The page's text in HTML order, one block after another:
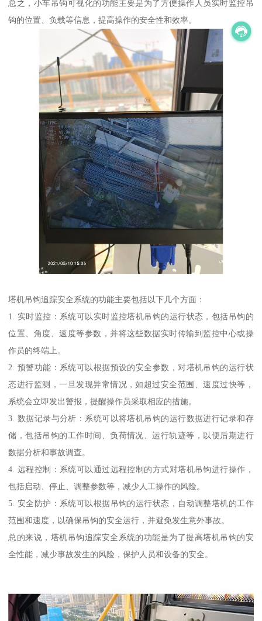
总之，小车吊钩可视化的功能主要是为了方便操作人员实时监控吊
钩的位置、负载等信息，提高操作的安全性和效率。
塔机吊钩追踪安全系统的功能主要包括以下几个方面：
1. 实时监控：系统可以实时监控塔机吊钩的运行状态，包括吊钩的
位置、角度、速度等参数，并将这些数据实时传输到监控中心或操
作员的终端上。
2. 预警功能：系统可以根据预设的安全参数，对塔机吊钩的运行状
态进行监测，一旦发现异常情况，如超过安全范围、速度过快等，
系统会立即发出警报，提醒操作员采取相应的措施。
3. 数据记录与分析：系统可以将塔机吊钩的运行数据进行记录和存
储，包括吊钩的工作时间、负荷情况、运行轨迹等，以便后期进行
数据分析和事故调查。
4. 远程控制：系统可以通过远程控制的方式对塔机吊钩进行操作，
包括启动、停止、调整参数等，减少人工操作的风险。
5. 安全防护：系统可以根据吊钩的运行状态，自动调整塔机的工作
范围和速度，以确保吊钩的安全运行，并避免发生意外事故。
总的来说，塔机吊钩追踪安全系统的功能是为了提高塔机吊钩的安
全性能，减少事故发生的风险，保护人员和设备的安全。